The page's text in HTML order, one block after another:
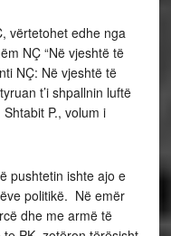
vërtetohet edhe nga
NÇ “Në vjeshtë të
NÇ: Në vjeshtë të
t’i shpallnin luftë
P., volum i
pushtetin ishte ajo e
politikë. Në emër
dhe me armë të